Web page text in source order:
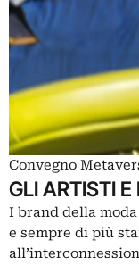
Convegno
GLI ARTISTI
I brand della
e sempre di più